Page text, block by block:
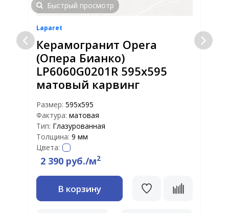
Быстрый просмотр
Laparet
Керамогранит Opera
(Опера Бианко)
LP6060G0201R 595х595
матовый карвинг
Размер: 595x595
Фактура: матовая
Тип: Глазурованная
Толщина: 9 мм
Цвета:
2 390 руб./м2
В корзину